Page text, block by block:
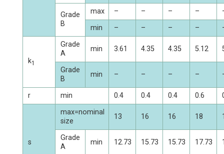
Grade
B
max – – – –
min
– – – –
k1
Grade
A
min 3.61 4.35 4.35 5.12
Grade
B
min – – – –
r min 0.4 0.4 0.4 0.6
s
max=nominal
size
13 16 16 18
Grade
A
min 12.73 15.73 15.73 17.73